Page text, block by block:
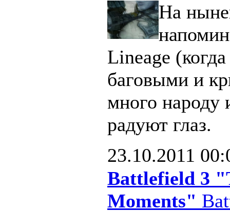
На
Lineage
баговыми и
много народу
радуют глаз.
23.10.2011
Battlefield 3
Moments"